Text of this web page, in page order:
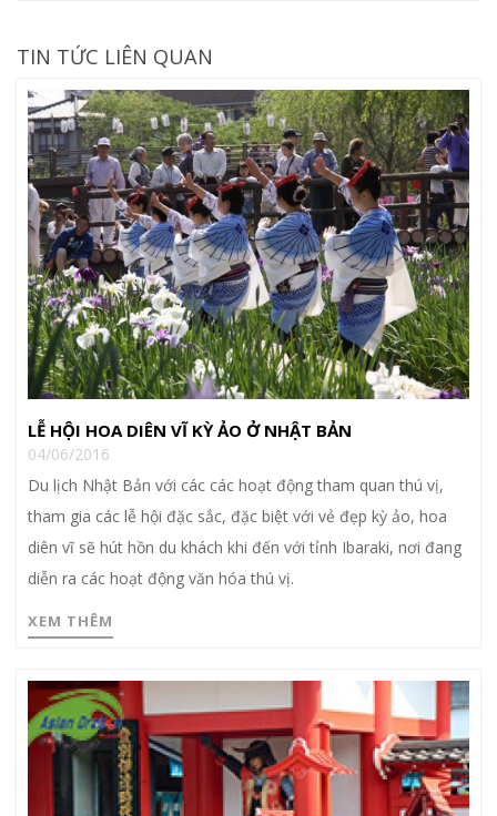
TIN TỨC LIÊN QUAN
LỄ HỘI HOA DIÊN VĨ KỲ ẢO Ở NHẬT BẢN
04/06/2016
Du lịch Nhật Bản với các các hoạt động tham quan thú vị,
tham gia các lễ hội đặc sắc, đặc biệt với vẻ đẹp kỳ ảo, hoa
diên vĩ sẽ hút hồn du khách khi đến với tỉnh Ibaraki, nơi đang
diễn ra các hoạt động văn hóa thú vị.
XEM THÊM